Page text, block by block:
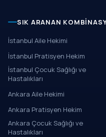
SIK ARANAN
İstanbul Aile Hekimi
İstanbul Pratisyen Hekim
İstanbul Çocuk Sağlığı ve
Hastalıkları
Ankara Aile Hekimi
Ankara Pratisyen Hekim
Ankara Çocuk Sağlığı ve
Hastalıkları